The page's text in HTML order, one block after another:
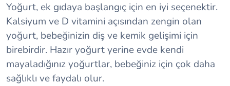
Yoğurt, ek gıdaya başlangıç için en iyi seçenektir.
Kalsiyum ve D vitamini açısından zengin olan
yoğurt, bebeğinizin diş ve kemik gelişimi için
birebirdir. Hazır yoğurt yerine evde kendi
mayaladığınız yoğurtlar, bebeğiniz için çok daha
sağlıklı ve faydalı olur.